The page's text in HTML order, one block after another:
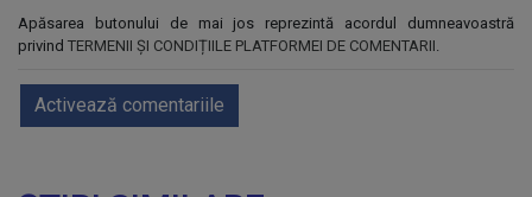
Apăsarea butonului de mai jos reprezintă acordul dumneavoastră
privind TERMENII ȘI CONDIȚIILE PLATFORMEI DE COMENTARII.
Activează comentariile